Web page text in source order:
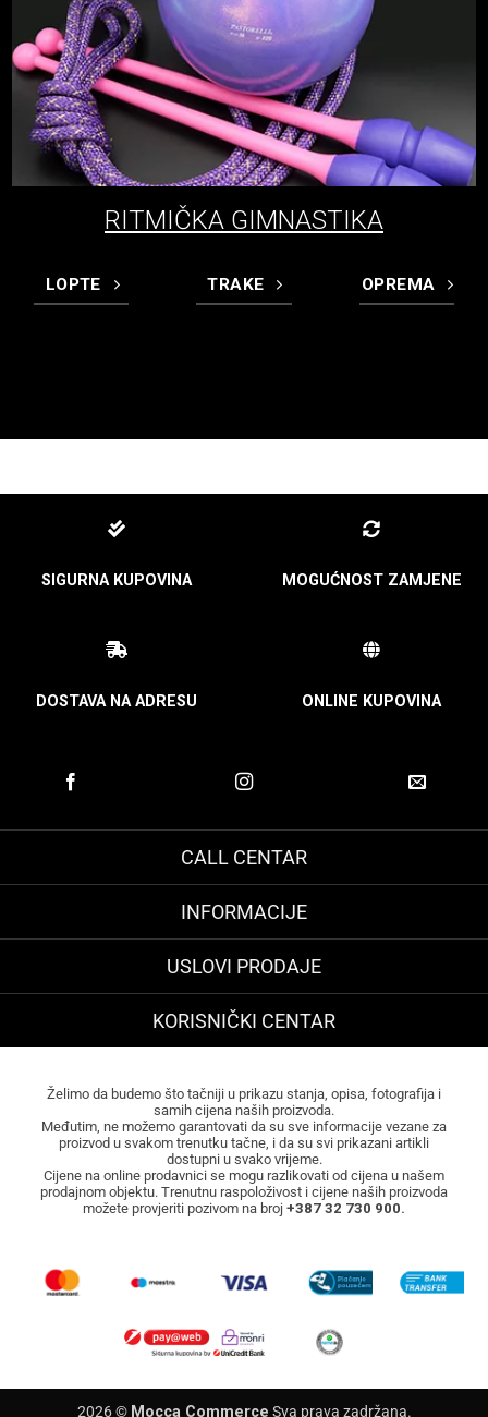
RITMIČKA GIMNASTIKA
LOPTE TRAKE OPREMA
SIGURNA KUPOVINA MOGUĆNOST ZAMJENE
DOSTAVA NA ADRESU ONLINE KUPOVINA
CALL CENTAR
INFORMACIJE
USLOVI PRODAJE
KORISNIČKI CENTAR
Želimo da budemo što tačniji u prikazu stanja, opisa, fotografija i
samih cijena naših proizvoda.
Međutim, ne možemo garantovati da su sve informacije vezane za
proizvod u svakom trenutku tačne, i da su svi prikazani artikli
dostupni u svako vrijeme.
Cijene na online prodavnici se mogu razlikovati od cijena u našem
prodajnom objektu. Trenutnu raspoloživost i cijene naših proizvoda
možete provjeriti pozivom na broj +387 32 730 900.
2026 © Mocca Commerce Sva prava zadržana.